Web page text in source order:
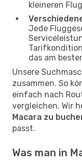
kleineren
Jede
das am
Unsere
zusammen. So
einfach nach
vergleichen. Wir
Macara zu
passt.
Was man in